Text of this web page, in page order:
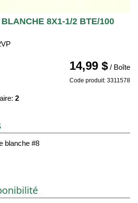
8X1-1/2 BTE/100
14,99 $ / Boîte
Code produit: 3311578
2
blanche #8